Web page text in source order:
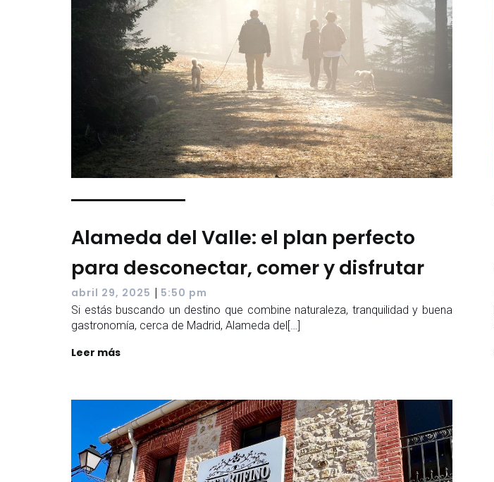
Alameda del Valle: el plan perfecto
para desconectar, comer y disfrutar
abril 29, 2025 | 5:50 pm
Si estás buscando un destino que combine naturaleza, tranquilidad y buena
gastronomía, cerca de Madrid, Alameda del[…]
Leer más